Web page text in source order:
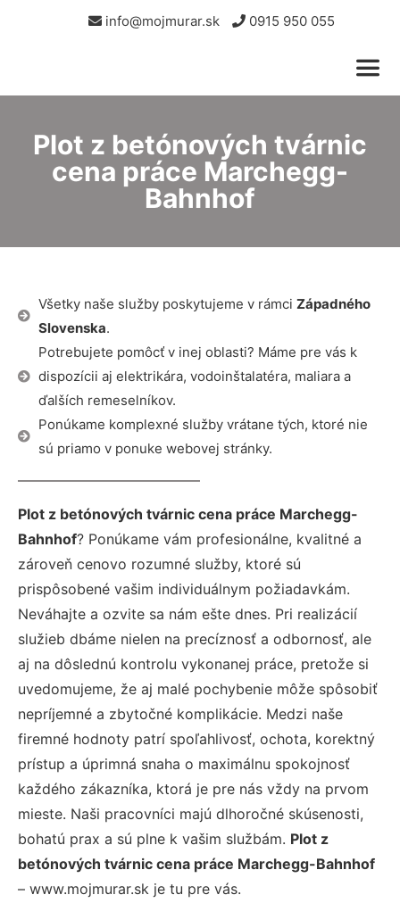
info@mojmurar.sk 0915 950 055
Plot z betónových tvárnic
cena práce Marchegg-
Bahnhof
Všetky naše služby poskytujeme v rámci Západného
Slovenska.
Potrebujete pomôcť v inej oblasti? Máme pre vás k
dispozícii aj elektrikára, vodoinštalatéra, maliara a
ďalších remeselníkov.
Ponúkame komplexné služby vrátane tých, ktoré nie
sú priamo v ponuke webovej stránky.
Plot z betónových tvárnic cena práce Marchegg-
Bahnhof? Ponúkame vám profesionálne, kvalitné a
zároveň cenovo rozumné služby, ktoré sú
prispôsobené vašim individuálnym požiadavkám.
Neváhajte a ozvite sa nám ešte dnes. Pri realizácií
služieb dbáme nielen na precíznosť a odbornosť, ale
aj na dôslednú kontrolu vykonanej práce, pretože si
uvedomujeme, že aj malé pochybenie môže spôsobiť
nepríjemné a zbytočné komplikácie. Medzi naše
firemné hodnoty patrí spoľahlivosť, ochota, korektný
prístup a úprimná snaha o maximálnu spokojnosť
každého zákazníka, ktorá je pre nás vždy na prvom
mieste. Naši pracovníci majú dlhoročné skúsenosti,
bohatú prax a sú plne k vašim službám. Plot z
betónových tvárnic cena práce Marchegg-Bahnhof
– www.mojmurar.sk je tu pre vás.